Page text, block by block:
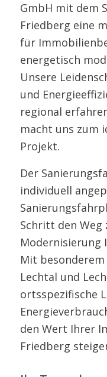
GmbH mit dem
Friedberg eine
für
energetisch
Unsere
und
regional
macht uns zum
Projekt.
Der
individuell
Schritt den Weg
Modernisierung
Mit
Lechtal und
ortsspezifische
den Wert Ihrer
Friedberg